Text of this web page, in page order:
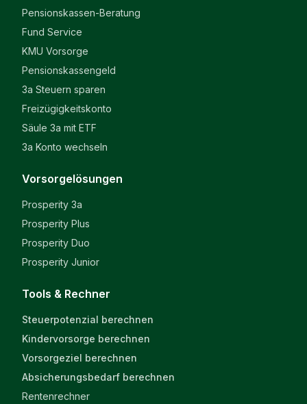
Pensionskassen-Beratung
Fund Service
KMU Vorsorge
Pensionskassengeld
3a Steuern sparen
Freizügigkeitskonto
Säule 3a mit ETF
3a Konto wechseln
Vorsorgelösungen
Prosperity 3a
Prosperity Plus
Prosperity Duo
Prosperity Junior
Tools & Rechner
Steuerpotenzial berechnen
Kindervorsorge berechnen
Vorsorgeziel berechnen
Absicherungsbedarf berechnen
Rentenrechner